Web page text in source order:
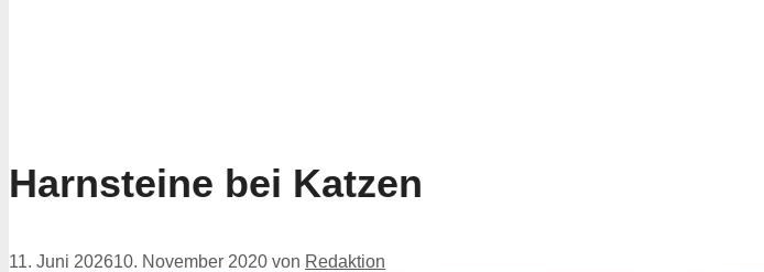
Harnsteine bei Katzen
11. Juni 202610. November 2020 von Redaktion